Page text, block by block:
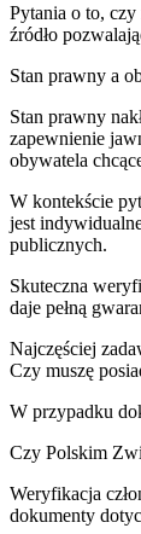
Pytania o to,
źródło
Stan prawny a
Stan prawny
zapewnienie
obywatela
W kontekście
jest
publicznych.
Skuteczna
daje pełną
Najczęściej
Czy muszę
W przypadku
Czy Polskim
Weryfikacja
dokumenty